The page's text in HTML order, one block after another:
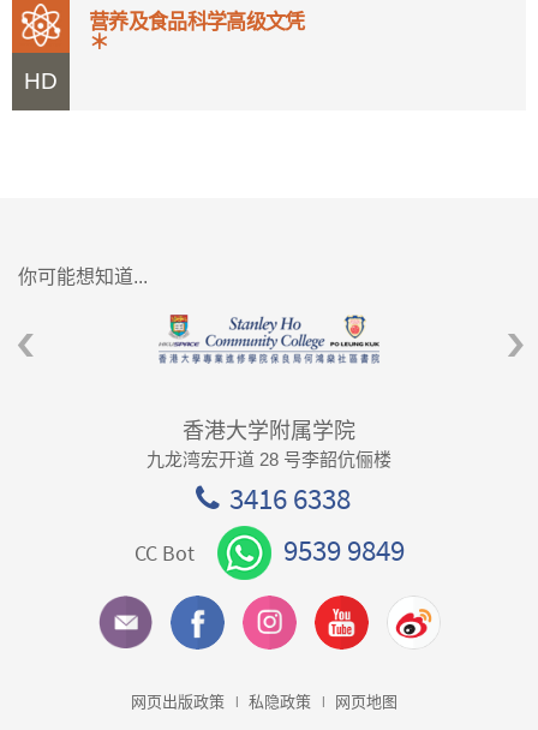
HD
营养及食品科学高级文凭
＊
你可能想知道...
香港大学附属学院
九龙湾宏开道 28 号李韶伉俪楼
3416 6338
CC Bot 9539 9849
网页出版政策 私隐政策 网页地图